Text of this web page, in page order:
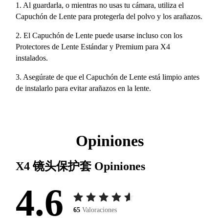
1. Al guardarla, o mientras no usas tu cámara, utiliza el
Capuchón de Lente para protegerla del polvo y los arañazos.
2. El Capuchón de Lente puede usarse incluso con los
Protectores de Lente Estándar y Premium para X4
instalados.
3. Asegúrate de que el Capuchón de Lente está limpio antes
de instalarlo para evitar arañazos en la lente.
Opiniones
X4 镜头保护套 Opiniones
4.6 65 Valoraciones